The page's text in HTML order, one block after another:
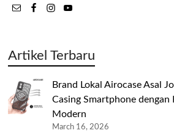
Artikel Terbaru
Brand Lokal Airocase Asal
Casing Smartphone
Modern
March 16, 2026